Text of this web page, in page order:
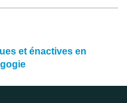
et énactives en